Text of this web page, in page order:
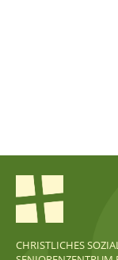
CHRISTLICHES